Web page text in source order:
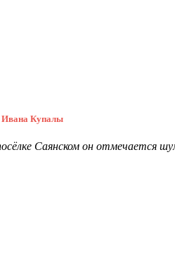
Ивана Купалы
Саянском он отмечается